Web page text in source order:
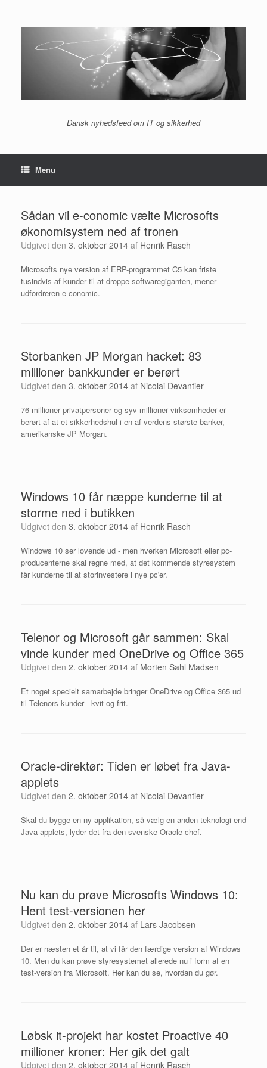
indhold
Dansk nyhedsfeed om IT og sikkerhed
Menu
Sådan vil e-conomic vælte Microsofts
økonomisystem ned af tronen
Udgivet den 3. oktober 2014 af Henrik Rasch
Microsofts nye version af ERP-programmet C5 kan friste
tusindvis af kunder til at droppe softwaregiganten, mener
udfordreren e-conomic.
Storbanken JP Morgan hacket: 83
millioner bankkunder er berørt
Udgivet den 3. oktober 2014 af Nicolai Devantier
76 millioner privatpersoner og syv millioner virksomheder er
berørt af at et sikkerhedshul i en af verdens største banker,
amerikanske JP Morgan.
Windows 10 får næppe kunderne til at
storme ned i butikken
Udgivet den 3. oktober 2014 af Henrik Rasch
Windows 10 ser lovende ud - men hverken Microsoft eller pc-
producenterne skal regne med, at det kommende styresystem
får kunderne til at storinvestere i nye pc'er.
Telenor og Microsoft går sammen: Skal
vinde kunder med OneDrive og Office 365
Udgivet den 2. oktober 2014 af Morten Sahl Madsen
Et noget specielt samarbejde bringer OneDrive og Office 365 ud
til Telenors kunder - kvit og frit.
Oracle-direktør: Tiden er løbet fra Java-
applets
Udgivet den 2. oktober 2014 af Nicolai Devantier
Skal du bygge en ny applikation, så vælg en anden teknologi end
Java-applets, lyder det fra den svenske Oracle-chef.
Nu kan du prøve Microsofts Windows 10:
Hent test-versionen her
Udgivet den 2. oktober 2014 af Lars Jacobsen
Der er næsten et år til, at vi får den færdige version af Windows
10. Men du kan prøve styresystemet allerede nu i form af en
test-version fra Microsoft. Her kan du se, hvordan du gør.
Løbsk it-projekt har kostet Proactive 40
millioner kroner: Her gik det galt
Udgivet den 2. oktober 2014 af Henrik Rasch